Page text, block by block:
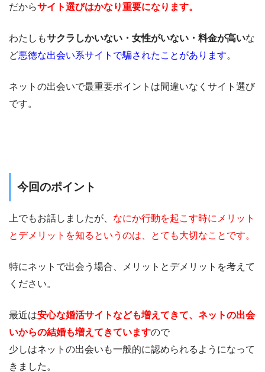
だからサイト選びはかなり重要になります。
わたしもサクラしかいない・女性がいない・料金が高いな
ど悪徳な出会い系サイトで騙されたことがあります。
ネットの出会いで最重要ポイントは間違いなくサイト選び
です。
今回のポイント
上でもお話しましたが、 なにか行動を起こす時にメリット
とデメリットを知るというのは、とても大切なことです。
特にネットで出会う場合、メリットとデメリットを考えて
ください。
最近は安心な婚活サイトなども増えてきて、ネットの出会
いからの結婚も増えてきていますので
少しはネットの出会いも一般的に認められるようになって
きました。